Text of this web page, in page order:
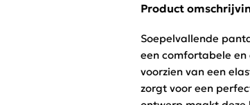
Product
Soepelvallende
een comfortabele
voorzien van een
zorgt voor een